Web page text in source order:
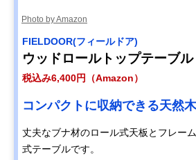
Photo by Amazon
FIELDOOR(フィールドア)
ウッドロールトップテーブル
税込み6,400円（Amazon）
コンパクトに収納できる天然
丈夫なブナ材のロール式天板とフレー
式テーブルです。